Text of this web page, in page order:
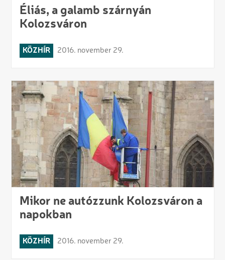
Éliás, a galamb szárnyán
Kolozsváron
KÖZHÍR 2016. november 29.
Mikor ne autózzunk Kolozsváron a
napokban
KÖZHÍR 2016. november 29.